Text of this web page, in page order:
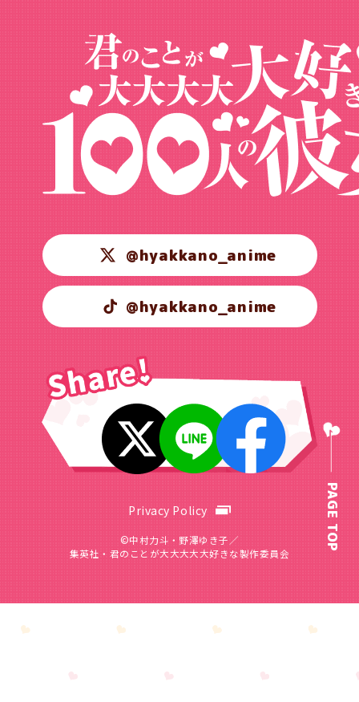
@hyakkano_anime
@hyakkano_anime
Privacy Policy
©中村力斗・野澤ゆき子／
集英社・君のことが大大大大大好きな製作委員会
PAGE TOP